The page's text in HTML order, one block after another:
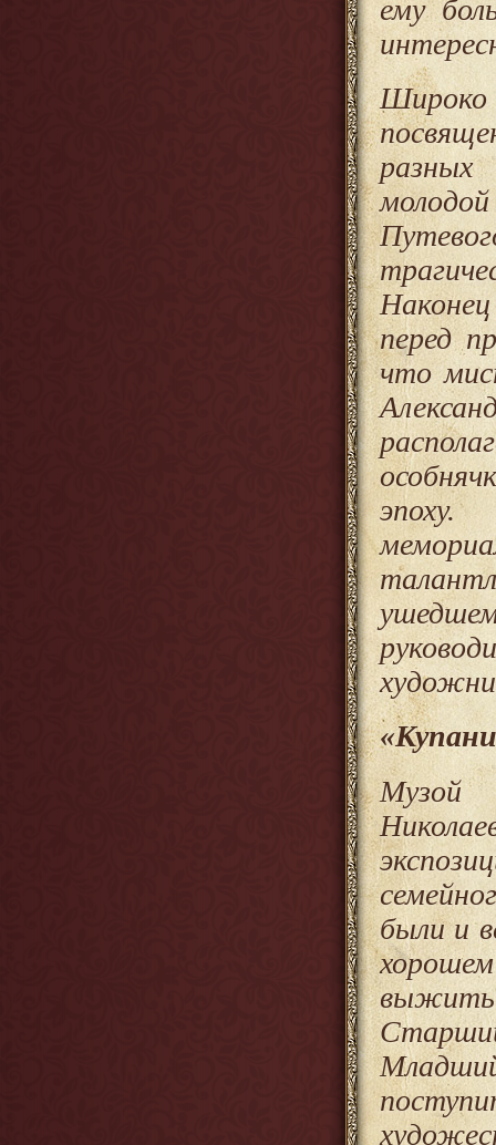
ему
Широко
перед
что
Музой
были и
выжить